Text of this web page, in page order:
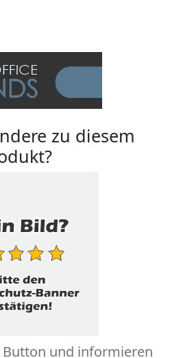
zu diesem
Button und informieren